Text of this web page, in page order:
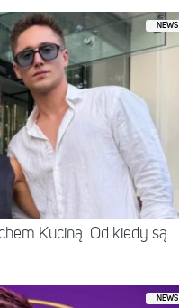
NEWS
Kuciną. Od kiedy są
NEWS